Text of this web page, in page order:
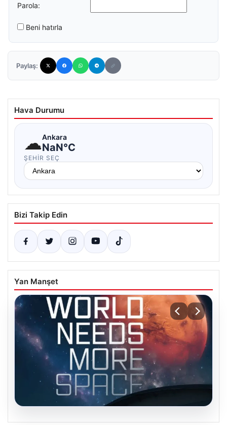
Parola:
Beni hatırla
Paylaş:
Hava Durumu
☁Ankara
NaN°C
ŞEHIR SEÇ
Bizi Takip Edin
Yan Manşet
09.08.2026